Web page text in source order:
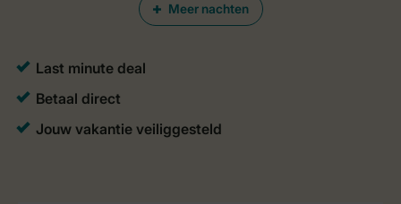
Meer nachten